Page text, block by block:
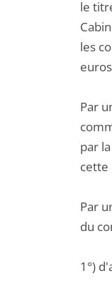
le
les
Par
par
cette
Par
du
1°)